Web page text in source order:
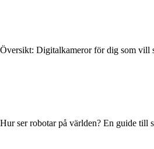
Översikt: Digitalkameror för dig som vill
Hur ser robotar på världen? En guide till